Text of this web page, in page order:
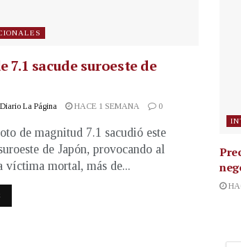
7.1 sacude suroeste de
La Página HACE 1 SEMANA 0
de magnitud 7.1 sacudió este
de Japón, provocando al
víctima mortal, más de...